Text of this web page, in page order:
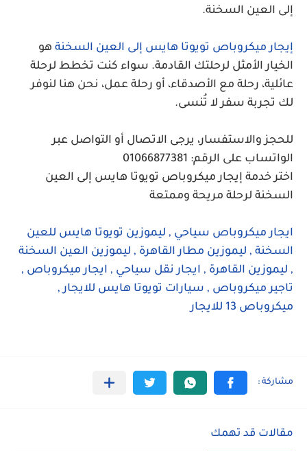
إلى العين السخنة.
إيجار ميكروباص تويوتا هايس إلى العين السخنة هو
الخيار الأمثل لرحلتك القادمة. سواء كنت تخطط لرحلة
عائلية، رحلة مع الأصدقاء، أو رحلة عمل، نحن هنا لنوفر
لك تجربة سفر لا تُنسى.
للحجز والاستفسار، يرجى الاتصال أو التواصل عبر
الواتساب على الرقم: 01066877381
اختر خدمة إيجار ميكروباص تويوتا هايس إلى العين
السخنة لرحلة مريحة وممتعة
ايجار ميكروباص سياحي , ليموزين تويوتا هايس للعين
السخنة , ليموزين مطار القاهرة , ليموزين العين السخنة
, ليموزين القاهرة , ايجار نقل سياحي , ايجار ميكروباص ,
تاجير ميكروباص , سيارات تويوتا هايس للايجار ,
ميكروباص 13 للايجار
مقالات قد تهمك